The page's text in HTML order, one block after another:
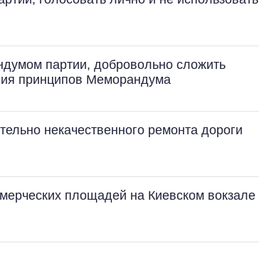
партии, добровольно сложить
принципов Меморандума
некачественного ремонта дороги
площадей на Киевском вокзале